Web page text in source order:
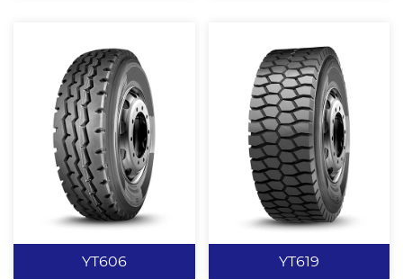
强设计，载重能力强。
YT617
四块设计提供强有力的抓
地力。 新侧板设计，美观
大方。 新轮廓和结构设
计，提高轮胎的使用性
能。
查看更多
YT615
经典大“S”矿花设计，提供
强劲有力的抓地力。 全弧
度花纹沟底，有效预防沟
裂，排水、排泥性能优
异。 强力带束层设计，抗
冲击能力强，适用于恶劣
查看更多
YT606
YT619